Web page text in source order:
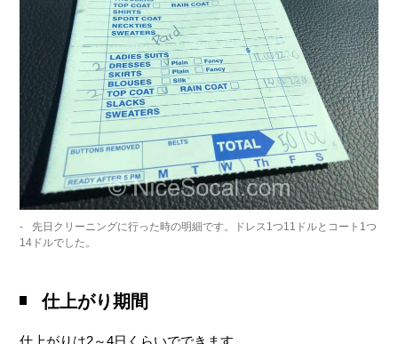
先日クリーニングに行った時の明細です。ドレス1つ11ドルとコート1つ
14ドルでした。
仕上がり期間